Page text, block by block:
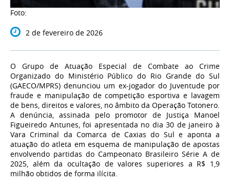
Foto:
2 de fevereiro de 2026
O Grupo de Atuação Especial de Combate ao Crime
Organizado do Ministério Público do Rio Grande do Sul
(GAECO/MPRS) denunciou um ex-jogador do Juventude por
fraude e manipulação de competição esportiva e lavagem
de bens, direitos e valores, no âmbito da Operação Totonero.
A denúncia, assinada pelo promotor de Justiça Manoel
Figueiredo Antunes, foi apresentada no dia 30 de janeiro à
Vara Criminal da Comarca de Caxias do Sul e aponta a
atuação do atleta em esquema de manipulação de apostas
envolvendo partidas do Campeonato Brasileiro Série A de
2025, além da ocultação de valores superiores a R$ 1,9
milhão obtidos de forma ilícita.